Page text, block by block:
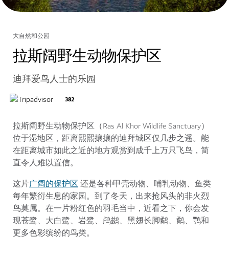
大自然和公园
拉斯阔野生动物保护区
迪拜爱鸟人士的乐园
382
拉斯阔野生动物保护区（Ras Al Khor Wildlife Sanctuary）
位于湿地区，距离熙熙攘攘的迪拜城区仅几步之遥。能
在距离城市如此之近的地方观赏到成千上万只飞鸟，简
直令人难以置信。
这片广阔的保护区还是各种甲壳动物、哺乳动物、鱼类
每年繁衍生息的家园。到了冬天，出来抢风头的非火烈
鸟莫属。在一片粉红色的羽毛当中，近看之下，你会发
现苍鹭、大白鹭、岩鹭、鸬鹚、黑翅长脚鹬、鹬、鹗和
更多色彩缤纷的鸟类。